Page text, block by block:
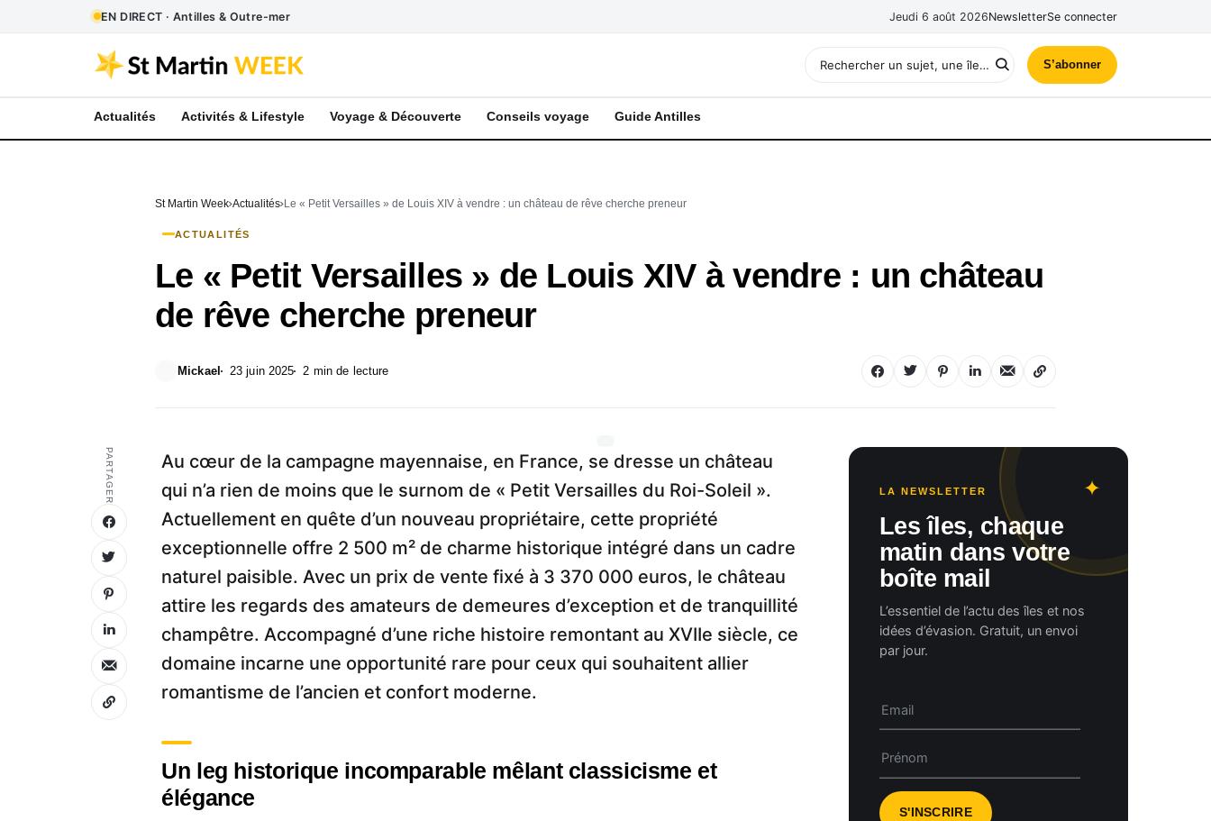
EN DIRECT · Antilles & Outre-mer Jeudi 6 août 2026NewsletterSe connecter
S’abonner
Actualités Activités & Lifestyle Voyage & Découverte Conseils voyage Guide Antilles
St Martin Week Actualités Le « Petit Versailles » de Louis XIV à vendre : un château de rêve cherche preneur
ACTUALITÉS
Le « Petit Versailles » de Louis XIV à vendre : un château
de rêve cherche preneur
Mickael 23 juin 2025 2 min de lecture
PARTAGER
Au cœur de la campagne mayennaise, en France, se dresse un château
qui n’a rien de moins que le surnom de « Petit Versailles du Roi-Soleil ».
Actuellement en quête d’un nouveau propriétaire, cette propriété
exceptionnelle offre 2 500 m² de charme historique intégré dans un cadre
naturel paisible. Avec un prix de vente fixé à 3 370 000 euros, le château
attire les regards des amateurs de demeures d’exception et de tranquillité
champêtre. Accompagné d’une riche histoire remontant au XVIIe siècle, ce
domaine incarne une opportunité rare pour ceux qui souhaitent allier
romantisme de l’ancien et confort moderne.
Un leg historique incomparable mêlant classicisme et
élégance
LA NEWSLETTER
Les îles, chaque
matin dans votre
boîte mail
L’essentiel de l’actu des îles et nos
idées d’évasion. Gratuit, un envoi
par jour.